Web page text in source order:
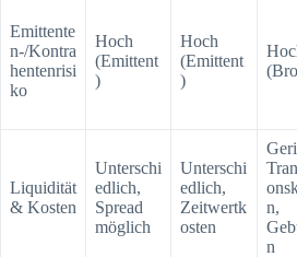
Emittente
n-/Kontra
hentenrisi
ko
Hoch
(Emittent
)
Hoch
(Emittent
)
Liquidität
& Kosten
Unterschi
edlich,
Spread
möglich
Unterschi
edlich,
Zeitwertk
osten
n,
n